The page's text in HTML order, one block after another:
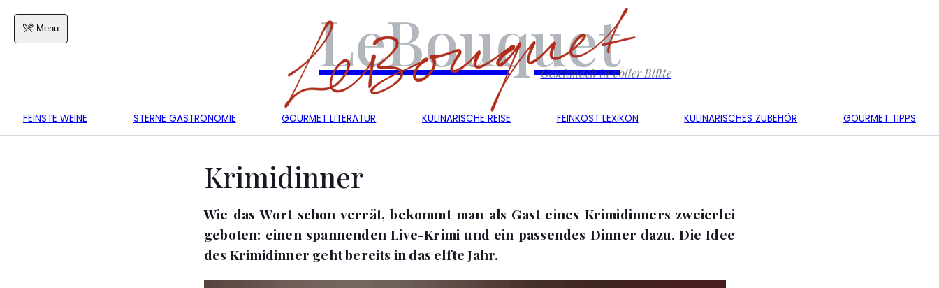
Menu LeBouquet
Geschmack in voller Blüte
FEINSTE WEINE STERNE GASTRONOMIE GOURMET LITERATUR KULINARISCHE REISE FEINKOST LEXIKON KULINARISCHES ZUBEHÖR GOURMET TIPPS
Krimidinner
Wie das Wort schon verrät, bekommt man als Gast eines Krimidinners zweierlei
geboten: einen spannenden Live-Krimi und ein passendes Dinner dazu. Die Idee
des Krimidinner geht bereits in das elfte Jahr.